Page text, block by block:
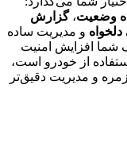
وضعیت،گزارش
و مدیریت ساده
شما افزایش امنیت
از خودرو است،
و مدیریت دقیق‌تر